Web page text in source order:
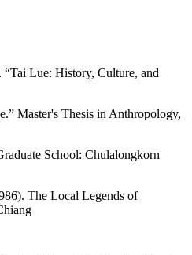
Lue: History, Culture, and
Master's Thesis in Anthropology,
School: Chulalongkorn
The Local Legends of